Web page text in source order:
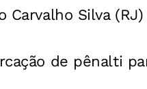
Carvalho Silva (RJ)
de pênalti